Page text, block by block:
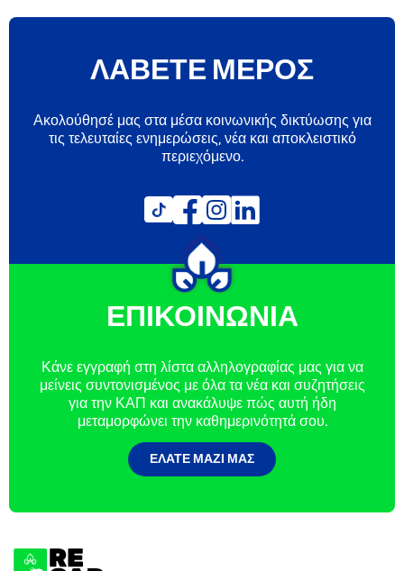
ΛΑΒΕΤΕ ΜΕΡΟΣ
Ακολούθησέ μας στα μέσα κοινωνικής δικτύωσης για
τις τελευταίες ενημερώσεις, νέα και αποκλειστικό
περιεχόμενο.
ΕΠΙΚΟΙΝΩΝΙΑ
Κάνε εγγραφή στη λίστα αλληλογραφίας μας για να
μείνεις συντονισμένος με όλα τα νέα και συζητήσεις
για την ΚΑΠ και ανακάλυψε πώς αυτή ήδη
μεταμορφώνει την καθημερινότητά σου.
ΕΛΆΤΕ ΜΑΖΊ ΜΑΣ